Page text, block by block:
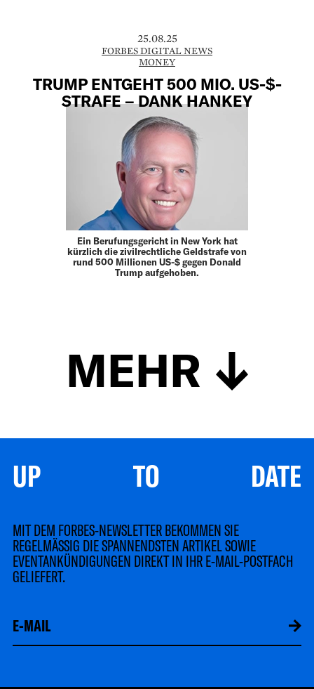
25.08.25
FORBES DIGITAL NEWS
MONEY
TRUMP ENTGEHT 500 MIO. US-$-
STRAFE – DANK HANKEY
Ein Berufungsgericht in New York hat
kürzlich die zivilrechtliche Geldstrafe von
rund 500 Millionen US-$ gegen Donald
Trump aufgehoben.
MEHR
UP TO DATE
MIT DEM FORBES-NEWSLETTER BEKOMMEN SIE
REGELMÄSSIG DIE SPANNENDSTEN ARTIKEL SOWIE
EVENTANKÜNDIGUNGEN DIREKT IN IHR E-MAIL-POSTFACH
GELIEFERT.